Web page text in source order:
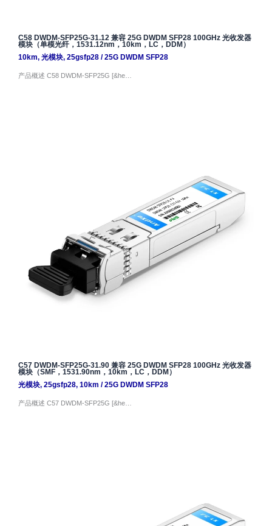
C58 DWDM-SFP25G-31.12 兼容 25G DWDM SFP28 100GHz 光收发器
模块（单模光纤，1531.12nm，10km，LC，DDM）
10km, 光模块, 25gsfp28/25G DWDM SFP28
产品概述 C58 DWDM-SFP25G [&he…
C57 DWDM-SFP25G-31.90 兼容 25G DWDM SFP28 100GHz 光收发器
模块（SMF，1531.90nm，10km，LC，DDM）
光模块, 25gsfp28, 10km /25G DWDM SFP28
产品概述 C57 DWDM-SFP25G [&he…